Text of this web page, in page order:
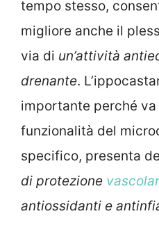
tempo stesso,
migliore anche il
via di un’attività
drenante.
importante perché
funzionalità del
specifico, presenta
di protezione
antiossidanti e